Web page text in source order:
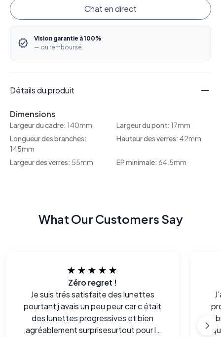
Chat en direct
Vision garantie à 100%
— ou remboursé.
Détails du produit
Dimensions
Largeur du cadre: 140mm Largeur du pont: 17mm
Longueur des branches:
145mm
Hauteur des verres: 42mm
Largeur des verres: 55mm EP minimale: 64.5mm
What Our Customers Say
★★★★★
Zéro regret !
Je suis trés satisfaite des lunettes
pourtant j avais un peu peur car c était
des lunettes progressives et bien
,agréablement surprisesurtout pour le